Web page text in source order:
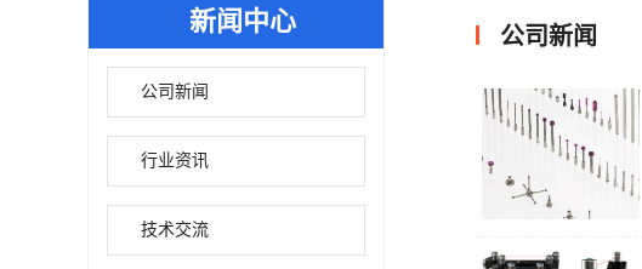
新闻中心
公司新闻
行业资讯
技术交流
公司新闻